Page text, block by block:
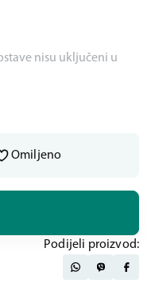
nisu uključeni u
Omiljeno
Podijeli proizvod: